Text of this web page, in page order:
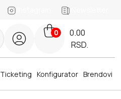
Instagram Newsletter
0
0.00
RSD.
Brendovi
Ticketing Konfigurator